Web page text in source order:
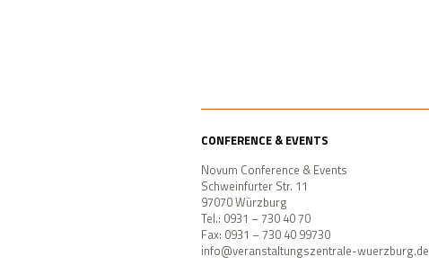
CONFERENCE & EVENTS
Novum Conference & Events
Schweinfurter Str. 11
97070 Würzburg
Tel.: 0931 – 730 40 70
Fax: 0931 – 730 40 99730
info@veranstaltungszentrale-wuerzburg.de